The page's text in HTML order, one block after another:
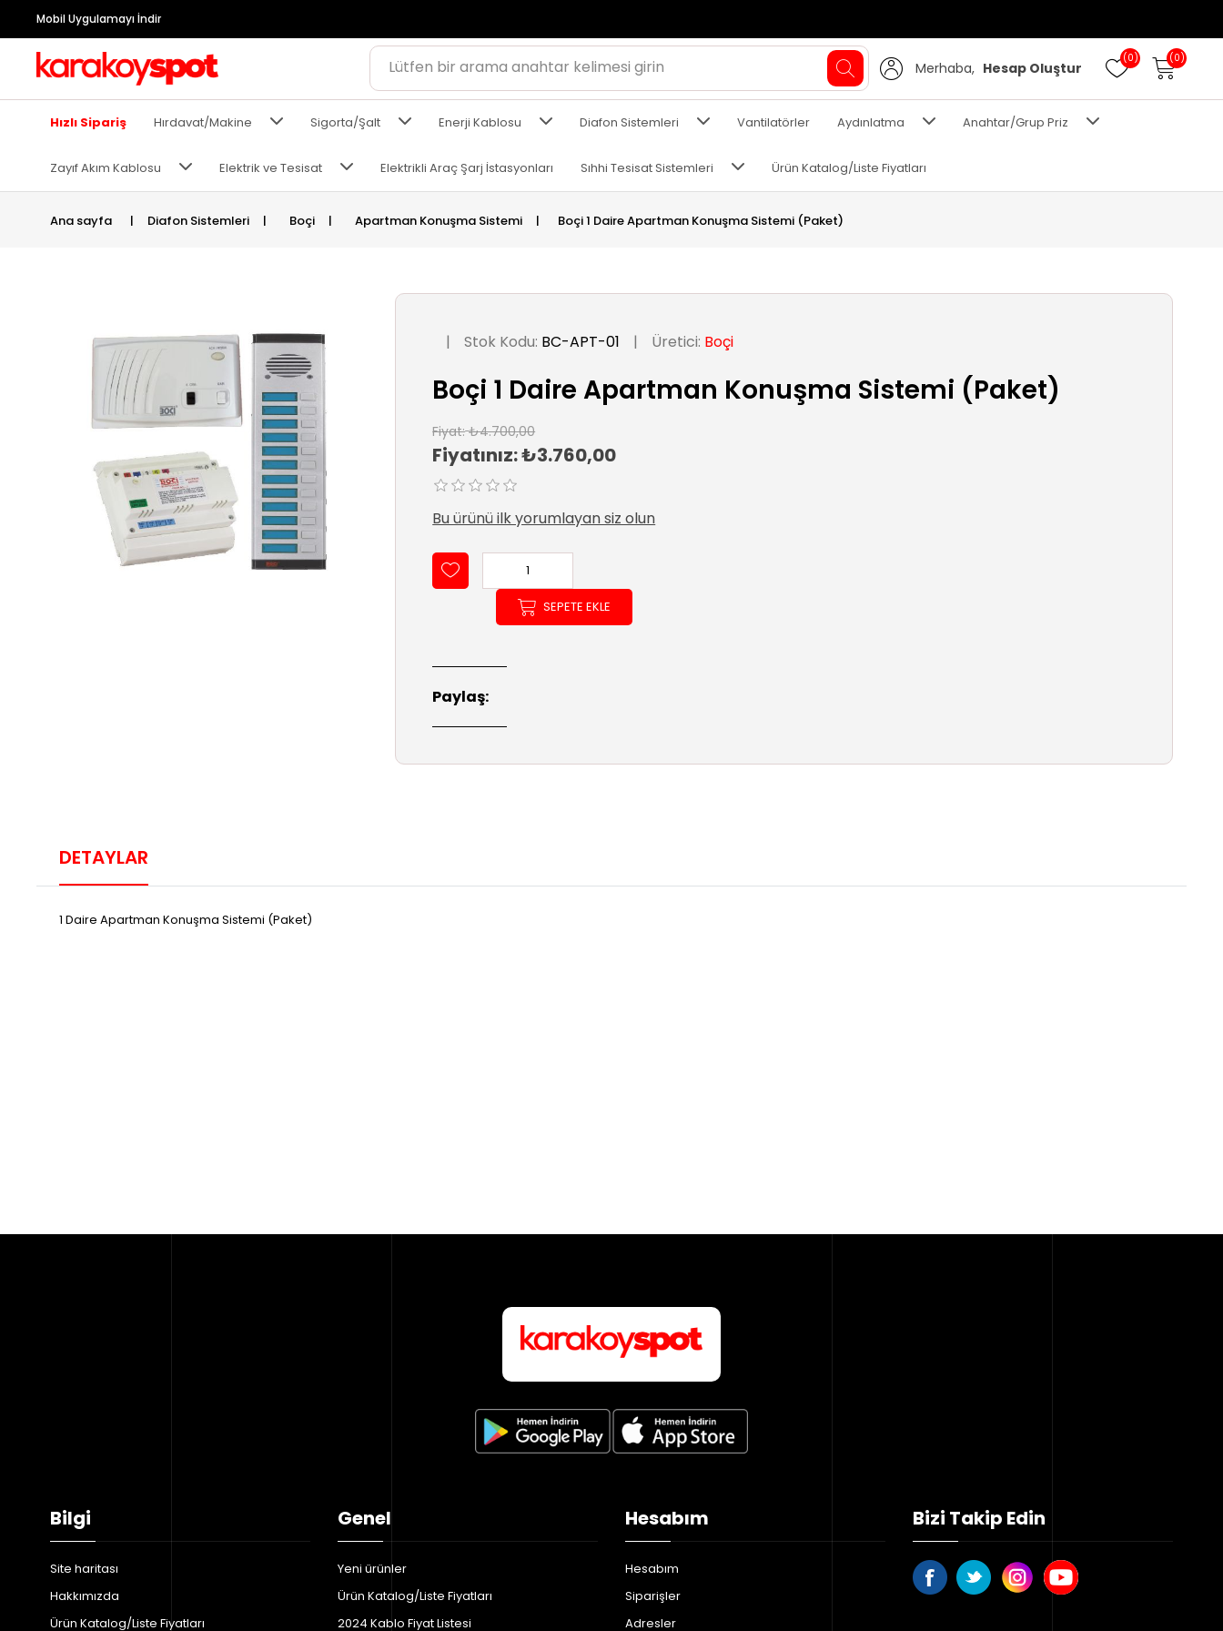
Mobil Uygulamayı İndir
Merhaba, Hesap Oluştur
(0) (0)
Hızlı Sipariş Hırdavat/Makine Sigorta/Şalt Enerji Kablosu Diafon Sistemleri Vantilatörler Aydınlatma Anahtar/Grup Priz
Zayıf Akım Kablosu Elektrik ve Tesisat Elektrikli Araç Şarj İstasyonları Sıhhi Tesisat Sistemleri Ürün Katalog/Liste Fiyatları
Ana sayfa | Diafon Sistemleri | Boçi | Apartman Konuşma Sistemi | Boçi 1 Daire Apartman Konuşma Sistemi (Paket)
| Stok Kodu: BC-APT-01 | Üretici: Boçi
Boçi 1 Daire Apartman Konuşma Sistemi (Paket)
Fiyat: ₺4.700,00
Fiyatınız:₺3.760,00
Bu ürünü ilk yorumlayan siz olun
SEPETE EKLE
Paylaş:
DETAYLAR
1 Daire Apartman Konuşma Sistemi (Paket)
Bilgi
Site haritası
Hakkımızda
Ürün Katalog/Liste Fiyatları
Genel
Yeni ürünler
Ürün Katalog/Liste Fiyatları
2024 Kablo Fiyat Listesi
Hesabım
Hesabım
Siparişler
Adresler
Bizi Takip Edin